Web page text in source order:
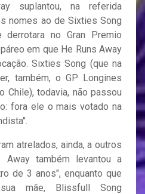
suplantou, na referida
nomes ao de Sixties Song
no Gran Premio
em que He Runs Away
Sixties Song (que na
também, o GP Longines
Chile), todavia, não passou
fora ele o mais votado na
atrelados, ainda, a outros
também levantou a
de 3 anos", enquanto que
mãe, Blissfull Song